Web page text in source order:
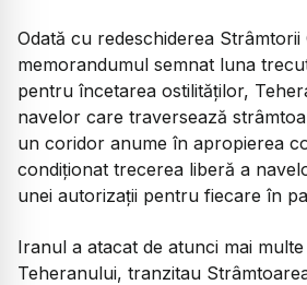
Odată cu redeschiderea Strâmtorii
memorandumul semnat luna
pentru încetarea ostilităților,
navelor care traversează
un coridor anume în apropierea
condiționat trecerea liberă a
unei autorizații pentru fiecare în
Iranul a atacat de atunci mai
Teheranului, tranzitau